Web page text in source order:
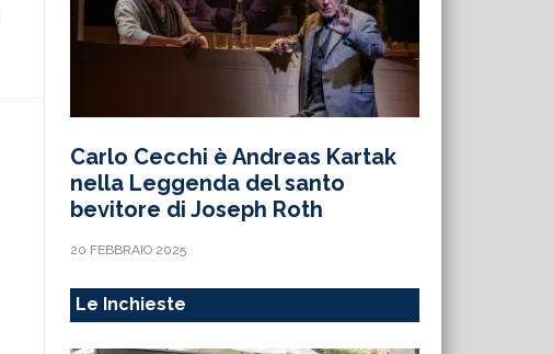
Carlo Cecchi è Andreas Kartak
nella Leggenda del santo
bevitore di Joseph Roth
20 FEBBRAIO 2025
Le Inchieste